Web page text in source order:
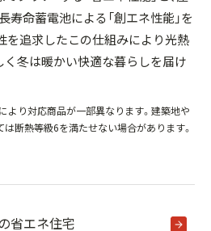
命蓄電池による「創エネ性能」を
を追求したこの仕組みにより光熱
く冬は暖かい快適な暮らしを届け
より対応商品が一部異なります。建築地や
は断熱等級6を満たせない場合があります。
省エネ住宅